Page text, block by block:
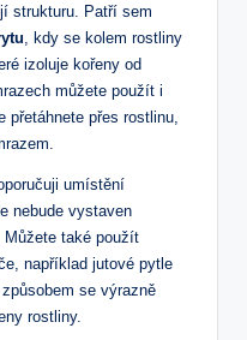
strukturu. Patří sem
, kdy se kolem ‍rostliny
izoluje kořeny‌ od
můžete použít i⁢
přetáhnete přes rostlinu,
umístění
nebude vystaven
‍Můžete také použít
například jutové pytle
‍se výrazně
rostliny.